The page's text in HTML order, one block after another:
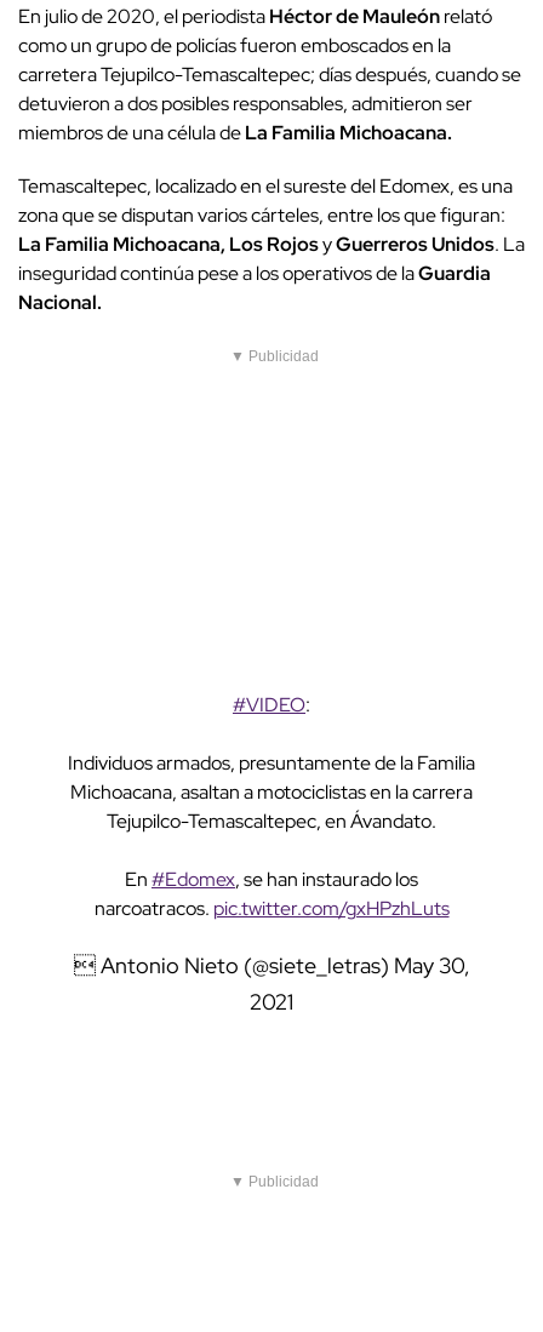
En julio de 2020, el periodistaHéctor de Mauleónrelató
como un grupo de policías fueron emboscados en la
carretera Tejupilco-Temascaltepec; días después, cuando se
detuvieron a dos posibles responsables, admitieron ser
miembros de una célula deLa Familia Michoacana.
Temascaltepec, localizado en el sureste del Edomex, es una
zona que se disputan varios cárteles, entre los que figuran:
La Familia Michoacana, Los RojosyGuerreros Unidos. La
inseguridad continúa pese a los operativos de laGuardia
Nacional.
▼ Publicidad
#VIDEO:
Individuos armados, presuntamente de la Familia
Michoacana, asaltan a motociclistas en la carrera
Tejupilco-Temascaltepec, en Ávandato.
En#Edomex, se han instaurado los
narcoatracos. pic.twitter.com/gxHPzhLuts
 Antonio Nieto (@siete_letras) May 30,
2021
▼ Publicidad